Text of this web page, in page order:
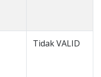
Tidak VALID